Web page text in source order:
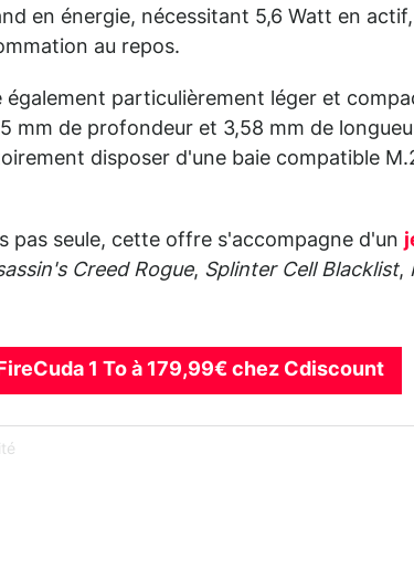
en énergie, nécessitant 5,6 Watt en actif,
au repos.
également particulièrement léger et
mm de profondeur et 3,58 mm de
disposer d'une baie compatible
pas seule, cette offre s'accompagne d'un
Creed Rogue, Splinter Cell Blacklist,
1 To à 179,99€ chez Cdiscount